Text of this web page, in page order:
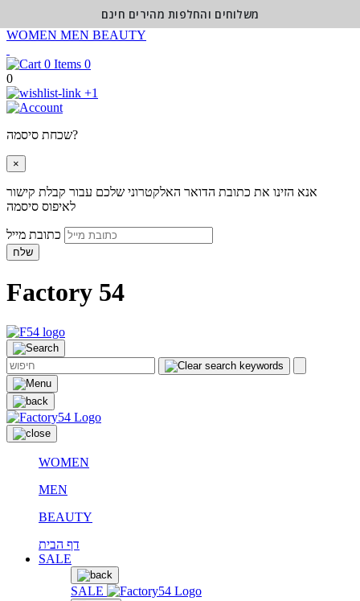
WOMEN MEN BEAUTY
0
0
+1
שכחת סיסמה?
×
אנא הזינו את כתובת הדואר האלקטרוני שלכם עבור קבלת קישור
לאיפוס סיסמה
שלח
Factory 54
WOMEN
MEN
BEAUTY
דף הבית
SALE
SALE
משלוחים והחלפות מהירים חינם